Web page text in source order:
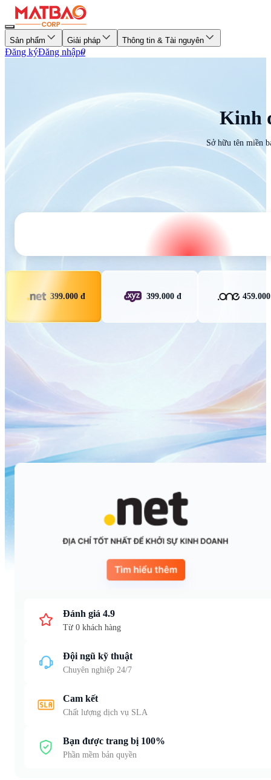
Sản phẩm Giải pháp Thông tin & Tài nguyên
Đăng kýĐăng nhập0
Kinh
Sở hữu tên miền
399.000 đ 399.000 đ
Đánh giá 4.9
Từ 0 khách hàng
Đội ngũ kỹ thuật
Chuyên nghiệp 24/7
Cam kết
Chất lượng dịch vụ SLA
Bạn được trang bị 100%
Phần mềm bản quyền